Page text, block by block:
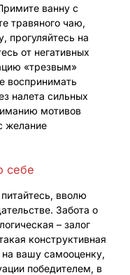
ванну с
травяного чаю,
прогуляйтесь на
от негативных
«трезвым»
воспринимать
налета сильных
мотивов
желание
себе
вволю
Забота о
– залог
конструктивная
на вашу самооценку,
победителем, в